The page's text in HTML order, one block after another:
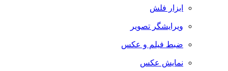
ابزار فلش
ویرایشگر تصویر
ضبط فيلم و عكس
نمایش عکس